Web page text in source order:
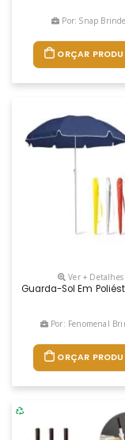
Por: Snap
ORÇAR
Ver + Detalhes
Guarda-Sol Em
Por: Fenomenal
ORÇAR